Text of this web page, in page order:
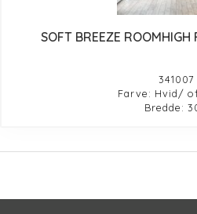
SOFT BREEZE
341007
Farve: Hvid/
Bredde: